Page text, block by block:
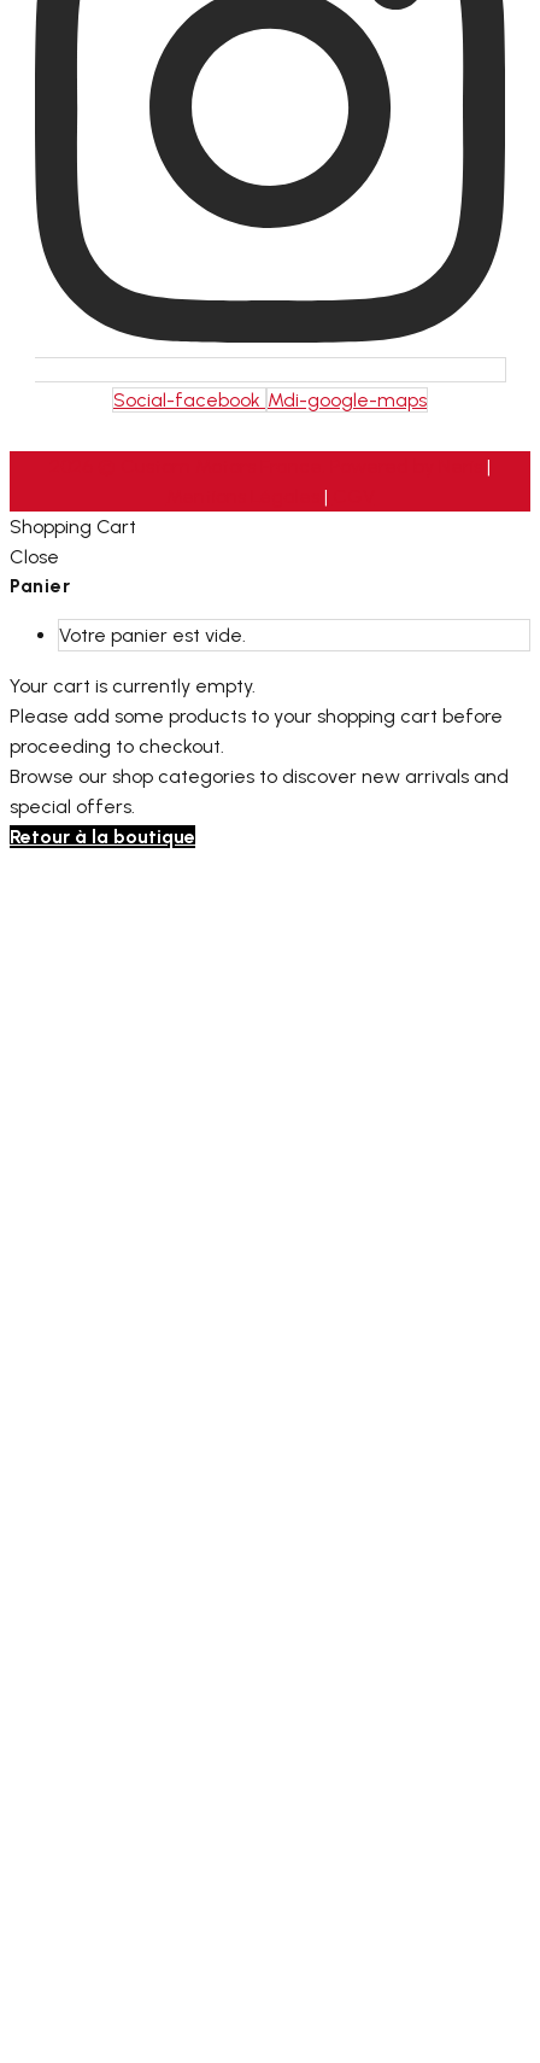
Social-facebook Mdi-google-maps
|
|
Shopping Cart
Close
Panier
Votre panier est vide.
Your cart is currently empty.
Please add some products to your shopping cart before
proceeding to checkout.
Browse our shop categories to discover new arrivals and
special offers.
Retour à la boutique